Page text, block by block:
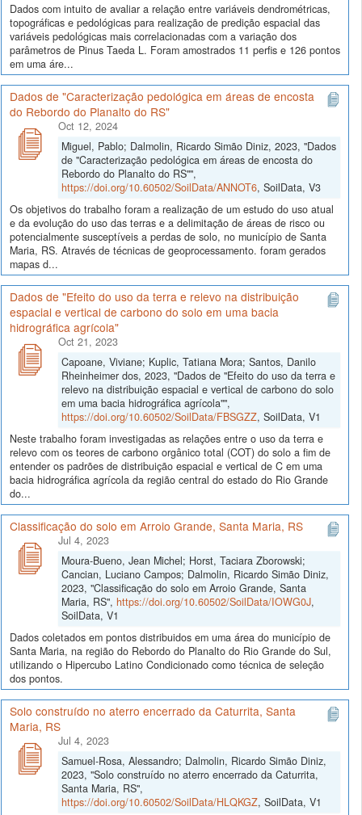
Dados com intuito de avaliar a relação entre variáveis dendrométricas,
topográficas e pedológicas para realização de predição espacial das
variáveis pedológicas mais correlacionadas com a variação dos
parâmetros de Pinus Taeda L. Foram amostrados 11 perfis e 126 pontos
em uma áre...
Dados de "Caracterização pedológica em áreas de encosta
do Rebordo do Planalto do RS"
Oct 12, 2024
Miguel, Pablo; Dalmolin, Ricardo Simão Diniz, 2023, "Dados
de "Caracterização pedológica em áreas de encosta do
Rebordo do Planalto do RS"",
https://doi.org/10.60502/SoilData/ANNOT6, SoilData, V3
Os objetivos do trabalho foram a realização de um estudo do uso atual
e da evolução do uso das terras e a delimitação de áreas de risco ou
potencialmente susceptíveis a perdas de solo, no município de Santa
Maria, RS. Através de técnicas de geoprocessamento. foram gerados
mapas d...
Dados de "Efeito do uso da terra e relevo na distribuição
espacial e vertical de carbono do solo em uma bacia
hidrográfica agrícola"
Oct 21, 2023
Capoane, Viviane; Kuplic, Tatiana Mora; Santos, Danilo
Rheinheimer dos, 2023, "Dados de "Efeito do uso da terra e
relevo na distribuição espacial e vertical de carbono do solo
em uma bacia hidrográfica agrícola"",
https://doi.org/10.60502/SoilData/FBSGZZ, SoilData, V1
Neste trabalho foram investigadas as relações entre o uso da terra e
relevo com os teores de carbono orgânico total (COT) do solo a fim de
entender os padrões de distribuição espacial e vertical de C em uma
bacia hidrográfica agrícola da região central do estado do Rio Grande
do...
Classificação do solo em Arroio Grande, Santa Maria, RS
Jul 4, 2023
Moura-Bueno, Jean Michel; Horst, Taciara Zborowski;
Cancian, Luciano Campos; Dalmolin, Ricardo Simão Diniz,
2023, "Classificação do solo em Arroio Grande, Santa
Maria, RS", https://doi.org/10.60502/SoilData/IOWG0J,
SoilData, V1
Dados coletados em pontos distribuidos em uma área do município de
Santa Maria, na região do Rebordo do Planalto do Rio Grande do Sul,
utilizando o Hipercubo Latino Condicionado como técnica de seleção
dos pontos.
Solo construído no aterro encerrado da Caturrita, Santa
Maria, RS
Jul 4, 2023
Samuel-Rosa, Alessandro; Dalmolin, Ricardo Simão Diniz,
2023, "Solo construído no aterro encerrado da Caturrita,
Santa Maria, RS",
https://doi.org/10.60502/SoilData/HLQKGZ, SoilData, V1